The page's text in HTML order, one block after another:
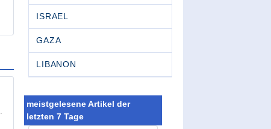
ISRAEL
GAZA
LIBANON
meistgelesene Artikel der
letzten 7 Tage